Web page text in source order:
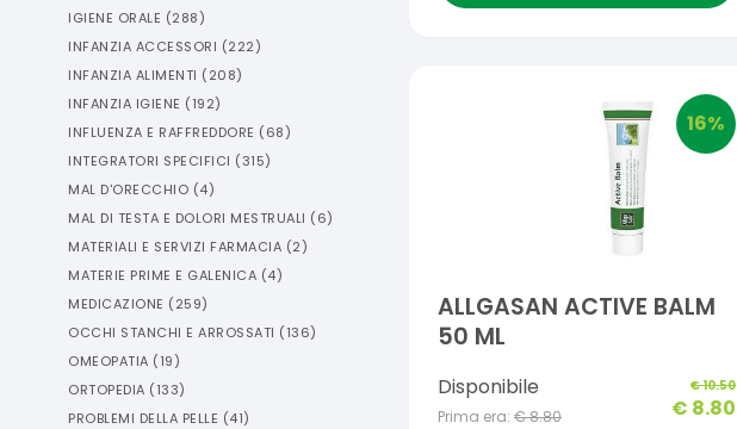
IGIENE ORALE (288)
INFANZIA ACCESSORI (222)
INFANZIA ALIMENTI (208)
INFANZIA IGIENE (192)
INFLUENZA E RAFFREDDORE (68)
INTEGRATORI SPECIFICI (315)
MAL D'ORECCHIO (4)
MAL DI TESTA E DOLORI MESTRUALI (6)
MATERIALI E SERVIZI FARMACIA (2)
MATERIE PRIME E GALENICA (4)
MEDICAZIONE (259)
OCCHI STANCHI E ARROSSATI (136)
OMEOPATIA (19)
ORTOPEDIA (133)
PROBLEMI DELLA PELLE (41)
16%
ALLGASAN ACTIVE BALM
50 ML
Disponibile
Prima era: €8.80
€10.50
€ 8.80